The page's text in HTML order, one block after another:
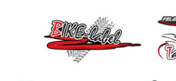
Zum Hauptinhalt springen